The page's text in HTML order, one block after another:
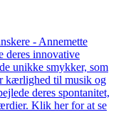
- Annemette
deres innovative
unikke smykker, som
kærlighed til musik og
deres spontanitet,
Klik her for at se